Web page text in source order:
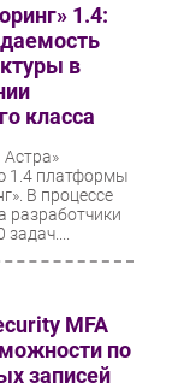
1.4:
в
класса
Астра»
1.4 платформы
В процессе
разработчики
MFA
по
записей